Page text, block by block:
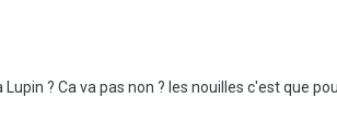
? Ca va pas non ? les nouilles c'est que